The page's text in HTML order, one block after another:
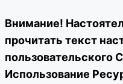
Внимание!
прочитать текст
пользовательского
Использование